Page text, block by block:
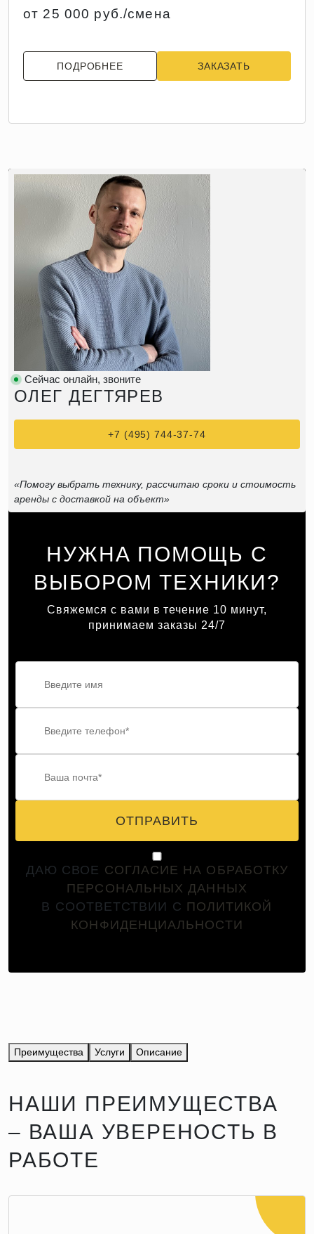
от 25 000 руб./смена
ПОДРОБНЕЕ ЗАКАЗАТЬ
НУЖНА ПОМОЩЬ С
ВЫБОРОМ ТЕХНИКИ?
Свяжемся с вами в течение 10 минут,
принимаем заказы 24/7
ОТПРАВИТЬ
ДАЮ СВОЕ СОГЛАСИЕ НА ОБРАБОТКУ
ПЕРСОНАЛЬНЫХ ДАННЫХ
В СООТВЕТСТВИИ С ПОЛИТИКОЙ
КОНФИДЕНЦИАЛЬНОСТИ
Сейчас онлайн, звоните
ОЛЕГ ДЕГТЯРЕВ
+7 (495) 744-37-74
«Помогу выбрать технику, рассчитаю сроки и стоимость
аренды с доставкой на объект»
Преимущества Услуги Описание
НАШИ ПРЕИМУЩЕСТВА
– ВАША УВЕРЕНОСТЬ В
РАБОТЕ